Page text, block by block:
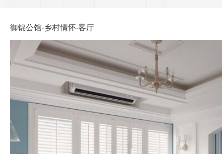
御锦公馆-乡村情怀-客厅